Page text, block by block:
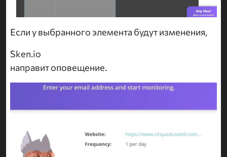
Если у выбранного элемента будут изменения,
Sken.io
направит оповещение.